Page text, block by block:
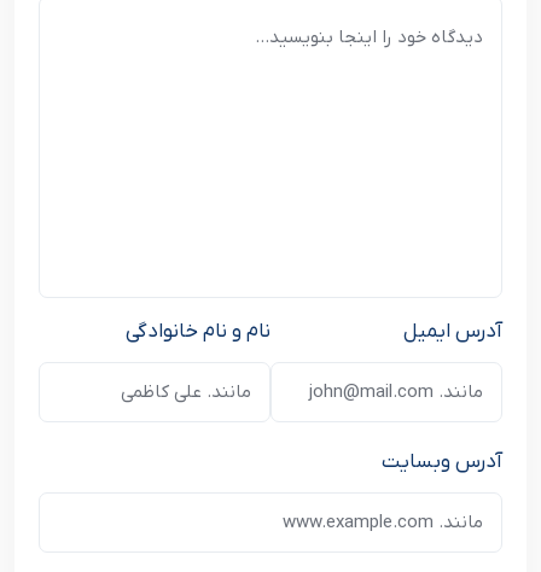
نام و نام خانوادگی آدرس ایمیل
آدرس وبسایت